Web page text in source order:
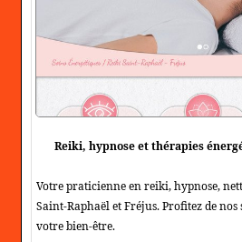
Reiki, hypnose et thérapies
Votre praticienne en reiki, hypnose,
Saint-Raphaël et Fréjus. Profitez de
votre bien-être.